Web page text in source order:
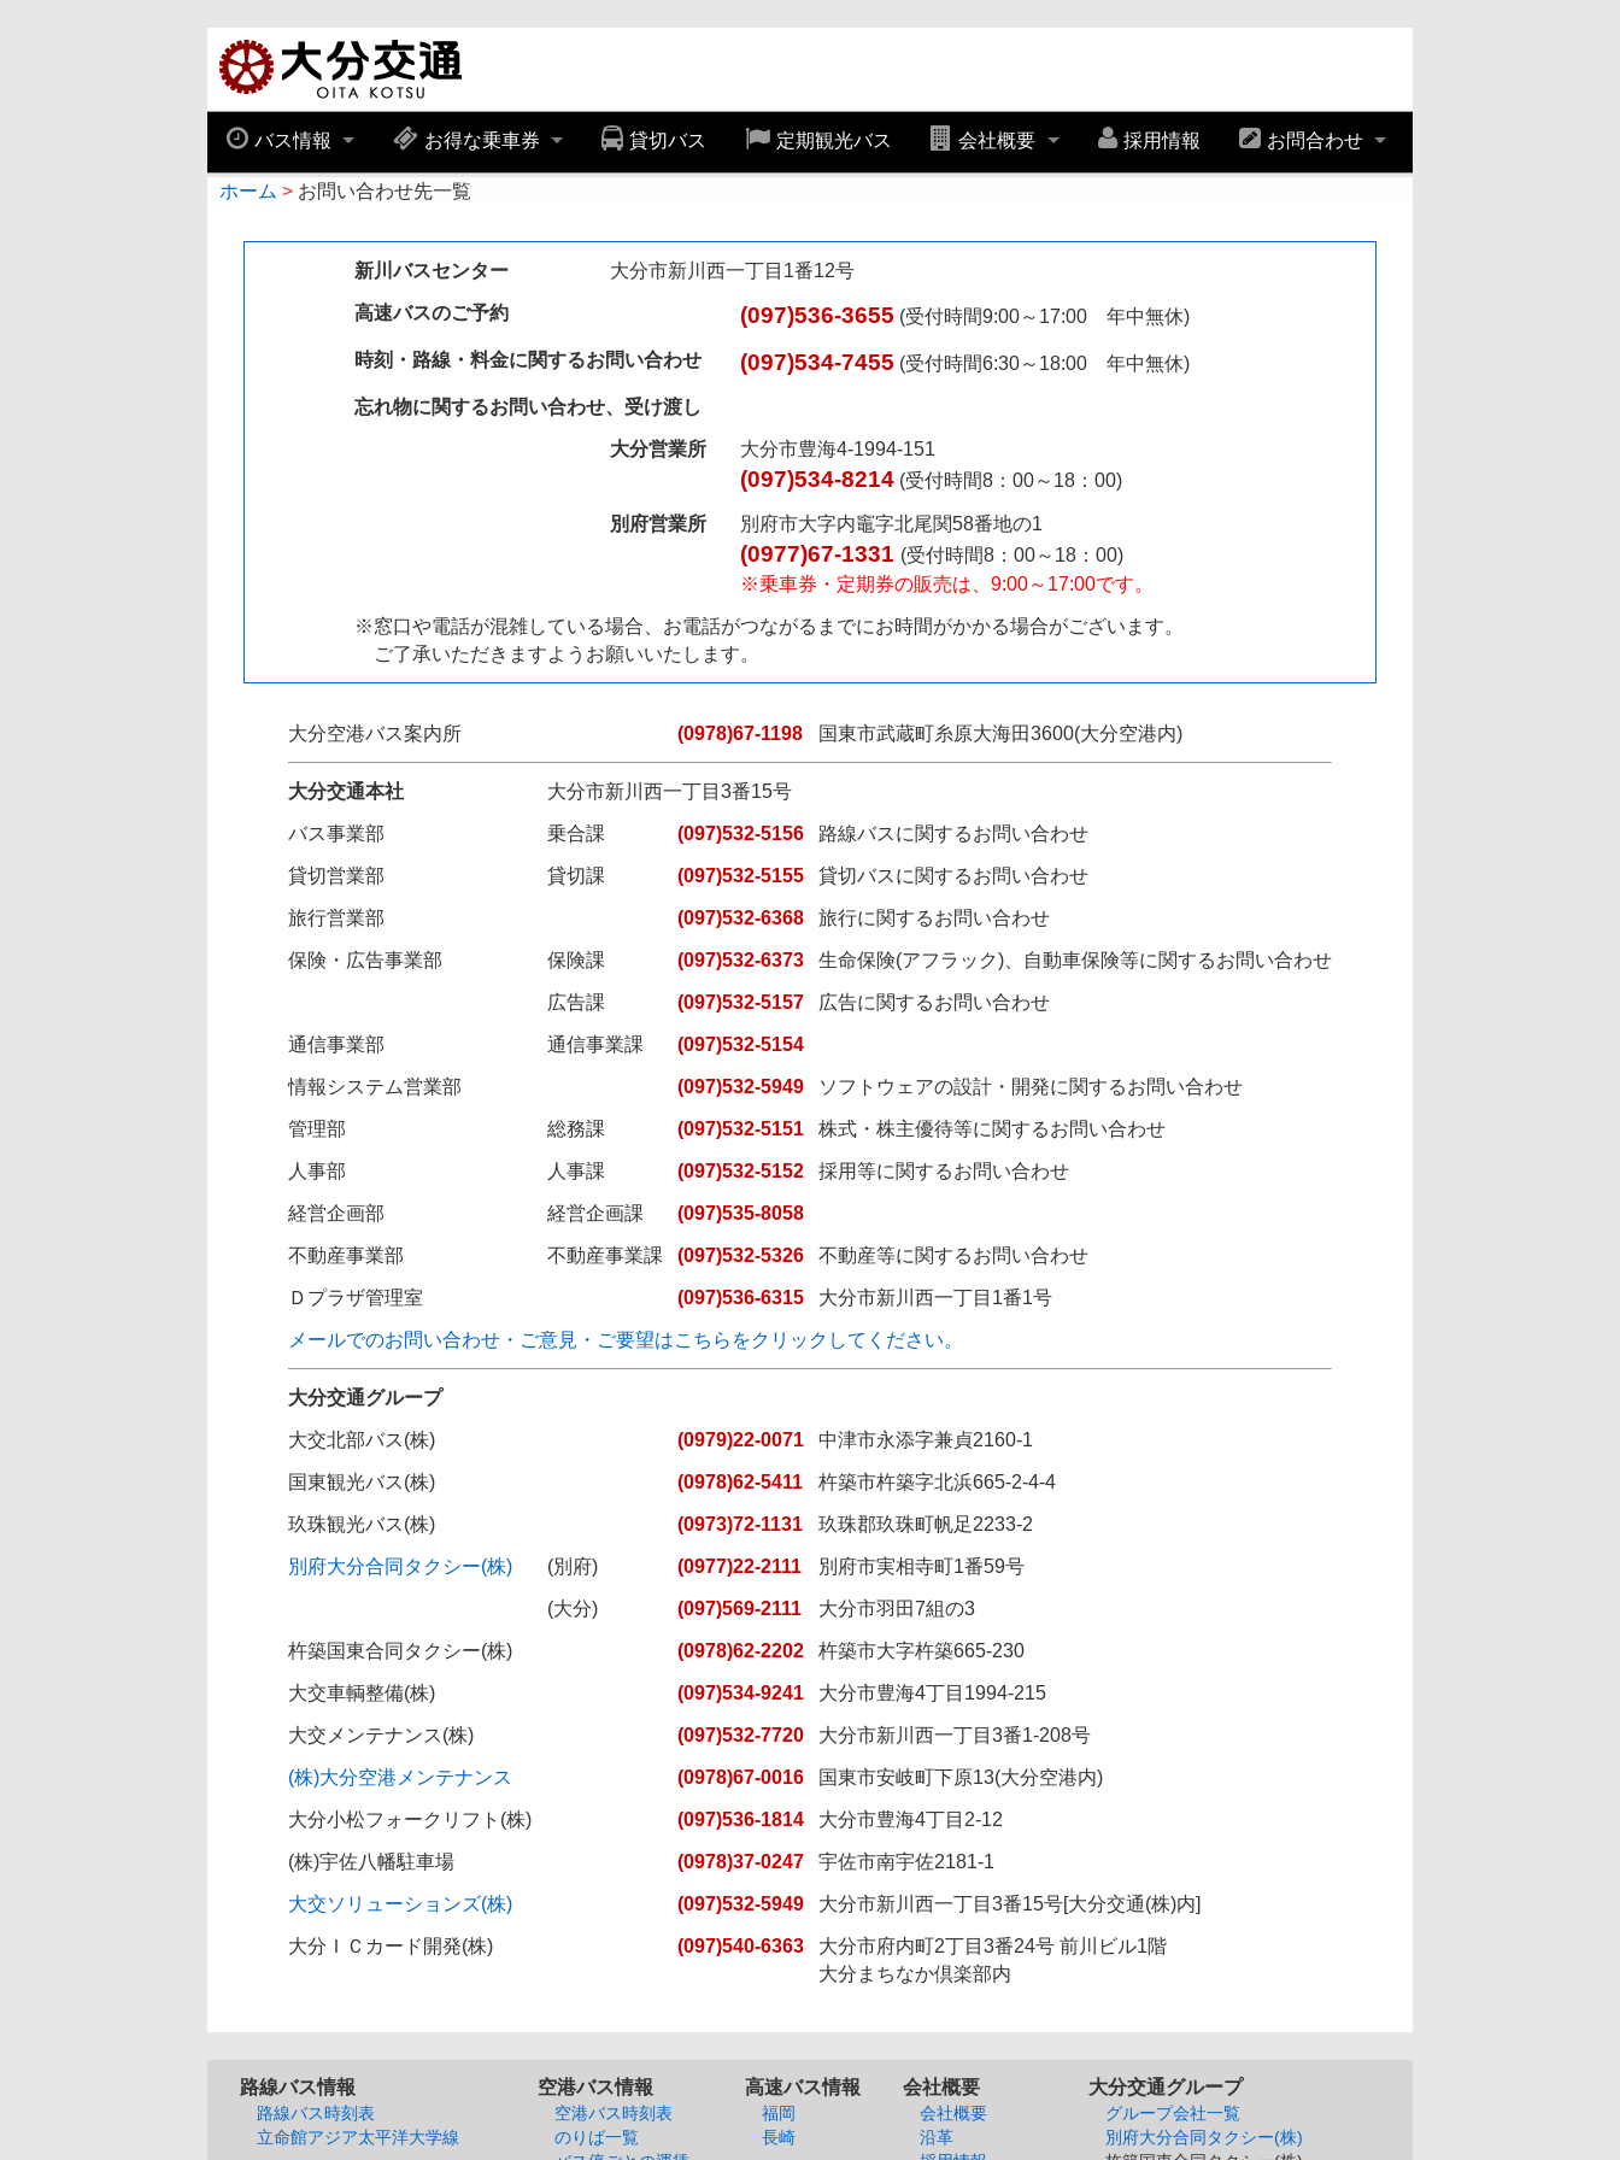
バス情報 お得な乗車券 貸切バス 定期観光バス 会社概要 採用情報 お問合わせ
ホーム お問い合わせ先一覧
新川バスセンター 大分市新川西一丁目1番12号
高速バスのご予約 (097)536-3655 (受付時間9:00～17:00 年中無休)
時刻・路線・料金に関するお問い合わせ (097)534-7455 (受付時間6:30～18:00 年中無休)
忘れ物に関するお問い合わせ、受け渡し
大分営業所 大分市豊海4-1994-151
(097)534-8214(受付時間8：00～18：00)
別府営業所 別府市大字内竈字北尾関58番地の1
(0977)67-1331 (受付時間8：00～18：00)
※乗車券・定期券の販売は、9:00～17:00です。
※窓口や電話が混雑している場合、お電話がつながるまでにお時間がかかる場合がございます。
ご了承いただきますようお願いいたします。
大分空港バス案内所 (0978)67-1198 国東市武蔵町糸原大海田3600(大分空港内)
大分交通本社 大分市新川西一丁目3番15号
バス事業部 乗合課 (097)532-5156 路線バスに関するお問い合わせ
貸切営業部 貸切課 (097)532-5155 貸切バスに関するお問い合わせ
旅行営業部 (097)532-6368 旅行に関するお問い合わせ
保険・広告事業部 保険課 (097)532-6373 生命保険(アフラック)、自動車保険等に関するお問い合わせ
広告課 (097)532-5157 広告に関するお問い合わせ
通信事業部 通信事業課 (097)532-5154
情報システム営業部 (097)532-5949 ソフトウェアの設計・開発に関するお問い合わせ
管理部 総務課 (097)532-5151 株式・株主優待等に関するお問い合わせ
人事部 人事課 (097)532-5152 採用等に関するお問い合わせ
経営企画部 経営企画課 (097)535-8058
不動産事業部 不動産事業課 (097)532-5326 不動産等に関するお問い合わせ
Ｄプラザ管理室 (097)536-6315 大分市新川西一丁目1番1号
メールでのお問い合わせ・ご意見・ご要望はこちらをクリックしてください。
大分交通グループ
大交北部バス(株) (0979)22-0071 中津市永添字兼貞2160-1
国東観光バス(株) (0978)62-5411 杵築市杵築字北浜665-2-4-4
玖珠観光バス(株) (0973)72-1131 玖珠郡玖珠町帆足2233-2
別府大分合同タクシー(株) (別府) (0977)22-2111 別府市実相寺町1番59号
(大分) (097)569-2111 大分市羽田7組の3
杵築国東合同タクシー(株) (0978)62-2202 杵築市大字杵築665-230
大交車輌整備(株) (097)534-9241 大分市豊海4丁目1994-215
大交メンテナンス(株) (097)532-7720 大分市新川西一丁目3番1-208号
(株)大分空港メンテナンス (0978)67-0016 国東市安岐町下原13(大分空港内)
大分小松フォークリフト(株) (097)536-1814 大分市豊海4丁目2-12
(株)宇佐八幡駐車場 (0978)37-0247 宇佐市南宇佐2181-1
大交ソリューションズ(株) (097)532-5949 大分市新川西一丁目3番15号[大分交通(株)内]
大分ＩＣカード開発(株) (097)540-6363
大分市府内町2丁目3番24号 前川ビル1階
大分まちなか倶楽部内
路線バス情報
路線バス時刻表
立命館アジア太平洋大学線
空港バス情報
空港バス時刻表
のりば一覧
高速バス情報
福岡
長崎
会社概要
会社概要
沿革
大分交通グループ
グループ会社一覧
別府大分合同タクシー(株)